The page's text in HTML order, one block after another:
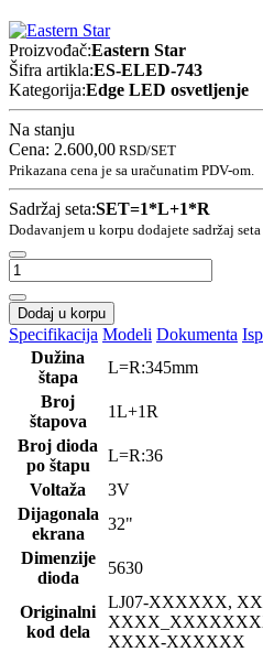
Proizvođač:Eastern Star
Šifra artikla:ES-ELED-743
Kategorija:Edge LED osvetljenje
Na stanju
Cena: 2.600,00 RSD/SET
Prikazana cena je sa uračunatim PDV-om.
Sadržaj seta:SET=1*L+1*R
Dodavanjem u korpu dodajete sadržaj seta
Dodaj u korpu
Specifikacija Modeli Dokumenta
Dužina
štapa
L=R:345mm
Broj
štapova
1L+1R
Broj dioda
po štapu
L=R:36
Voltaža
3V
Dijagonala
ekrana
32"
Dimenzije
dioda
5630
Originalni
kod dela
LJ07-XXXXXX,
XXXX-XXXXXX